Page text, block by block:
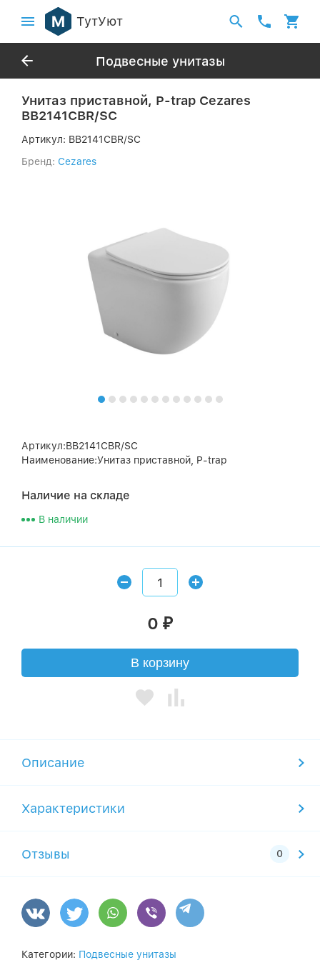
ТутУют
Подвесные унитазы
Унитаз приставной, P-trap Cezares
BB2141CBR/SC
Артикул: BB2141CBR/SC
Бренд: Cezares
Артикул:BB2141CBR/SC
Наименование:Унитаз приставной, P-trap
Наличие на складе
В наличии
0 ₽
В корзину
Описание
Характеристики
Отзывы
Категории: Подвесные унитазы